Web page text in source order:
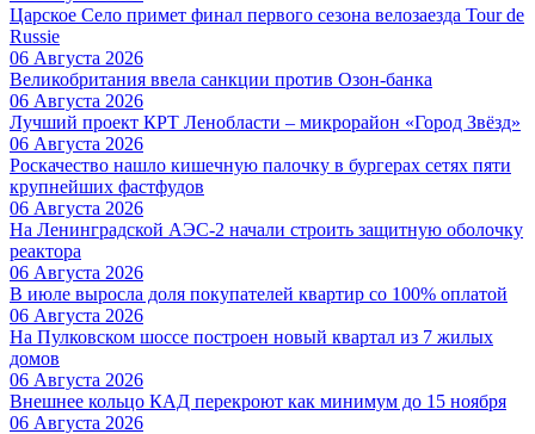
Царское Село примет финал первого сезона велозаезда Tour de
Russie
06 Августа 2026
Великобритания ввела санкции против Озон-банка
06 Августа 2026
Лучший проект КРТ Ленобласти – микрорайон «Город Звёзд»
06 Августа 2026
Роскачество нашло кишечную палочку в бургерах сетях пяти
крупнейших фастфудов
06 Августа 2026
На Ленинградской АЭС-2 начали строить защитную оболочку
реактора
06 Августа 2026
В июле выросла доля покупателей квартир со 100% оплатой
06 Августа 2026
На Пулковском шоссе построен новый квартал из 7 жилых
домов
06 Августа 2026
Внешнее кольцо КАД перекроют как минимум до 15 ноября
06 Августа 2026